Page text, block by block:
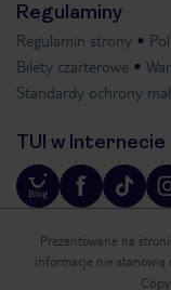
Regulaminy
Regulamin strony
Bilety czarterowe
Standardy ochrony
TUI w Internecie
Prezentowane na
informacje nie stanowią